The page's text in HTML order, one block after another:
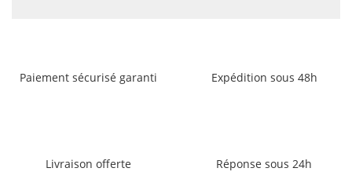
Paiement sécurisé garanti Expédition sous 48h
Livraison offerte Réponse sous 24h